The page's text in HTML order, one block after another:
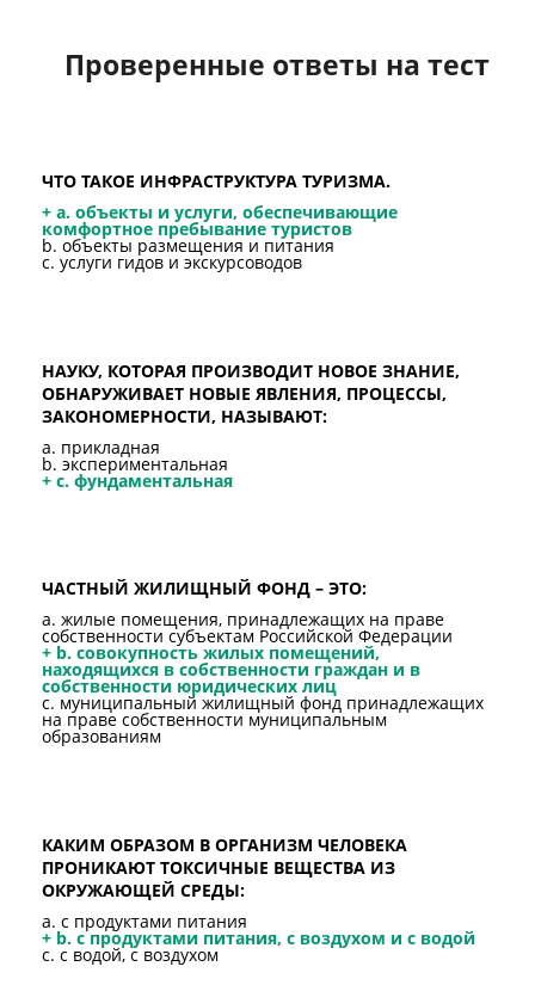
Проверенные ответы на тест
ЧТО ТАКОЕ ИНФРАСТРУКТУРА ТУРИЗМА.
+ a. объекты и услуги, обеспечивающие
комфортное пребывание туристов
b. объекты размещения и питания
c. услуги гидов и экскурсоводов
НАУКУ, КОТОРАЯ ПРОИЗВОДИТ НОВОЕ ЗНАНИЕ,
ОБНАРУЖИВАЕТ НОВЫЕ ЯВЛЕНИЯ, ПРОЦЕССЫ,
ЗАКОНОМЕРНОСТИ, НАЗЫВАЮТ:
a. прикладная
b. экспериментальная
+ c. фундаментальная
ЧАСТНЫЙ ЖИЛИЩНЫЙ ФОНД – ЭТО:
a. жилые помещения, принадлежащих на праве
собственности субъектам Российской Федерации
+ b. совокупность жилых помещений,
находящихся в собственности граждан и в
собственности юридических лиц
c. муниципальный жилищный фонд принадлежащих
на праве собственности муниципальным
образованиям
КАКИМ ОБРАЗОМ В ОРГАНИЗМ ЧЕЛОВЕКА
ПРОНИКАЮТ ТОКСИЧНЫЕ ВЕЩЕСТВА ИЗ
ОКРУЖАЮЩЕЙ СРЕДЫ:
a. с продуктами питания
+ b. с продуктами питания, с воздухом и с водой
c. с водой, с воздухом